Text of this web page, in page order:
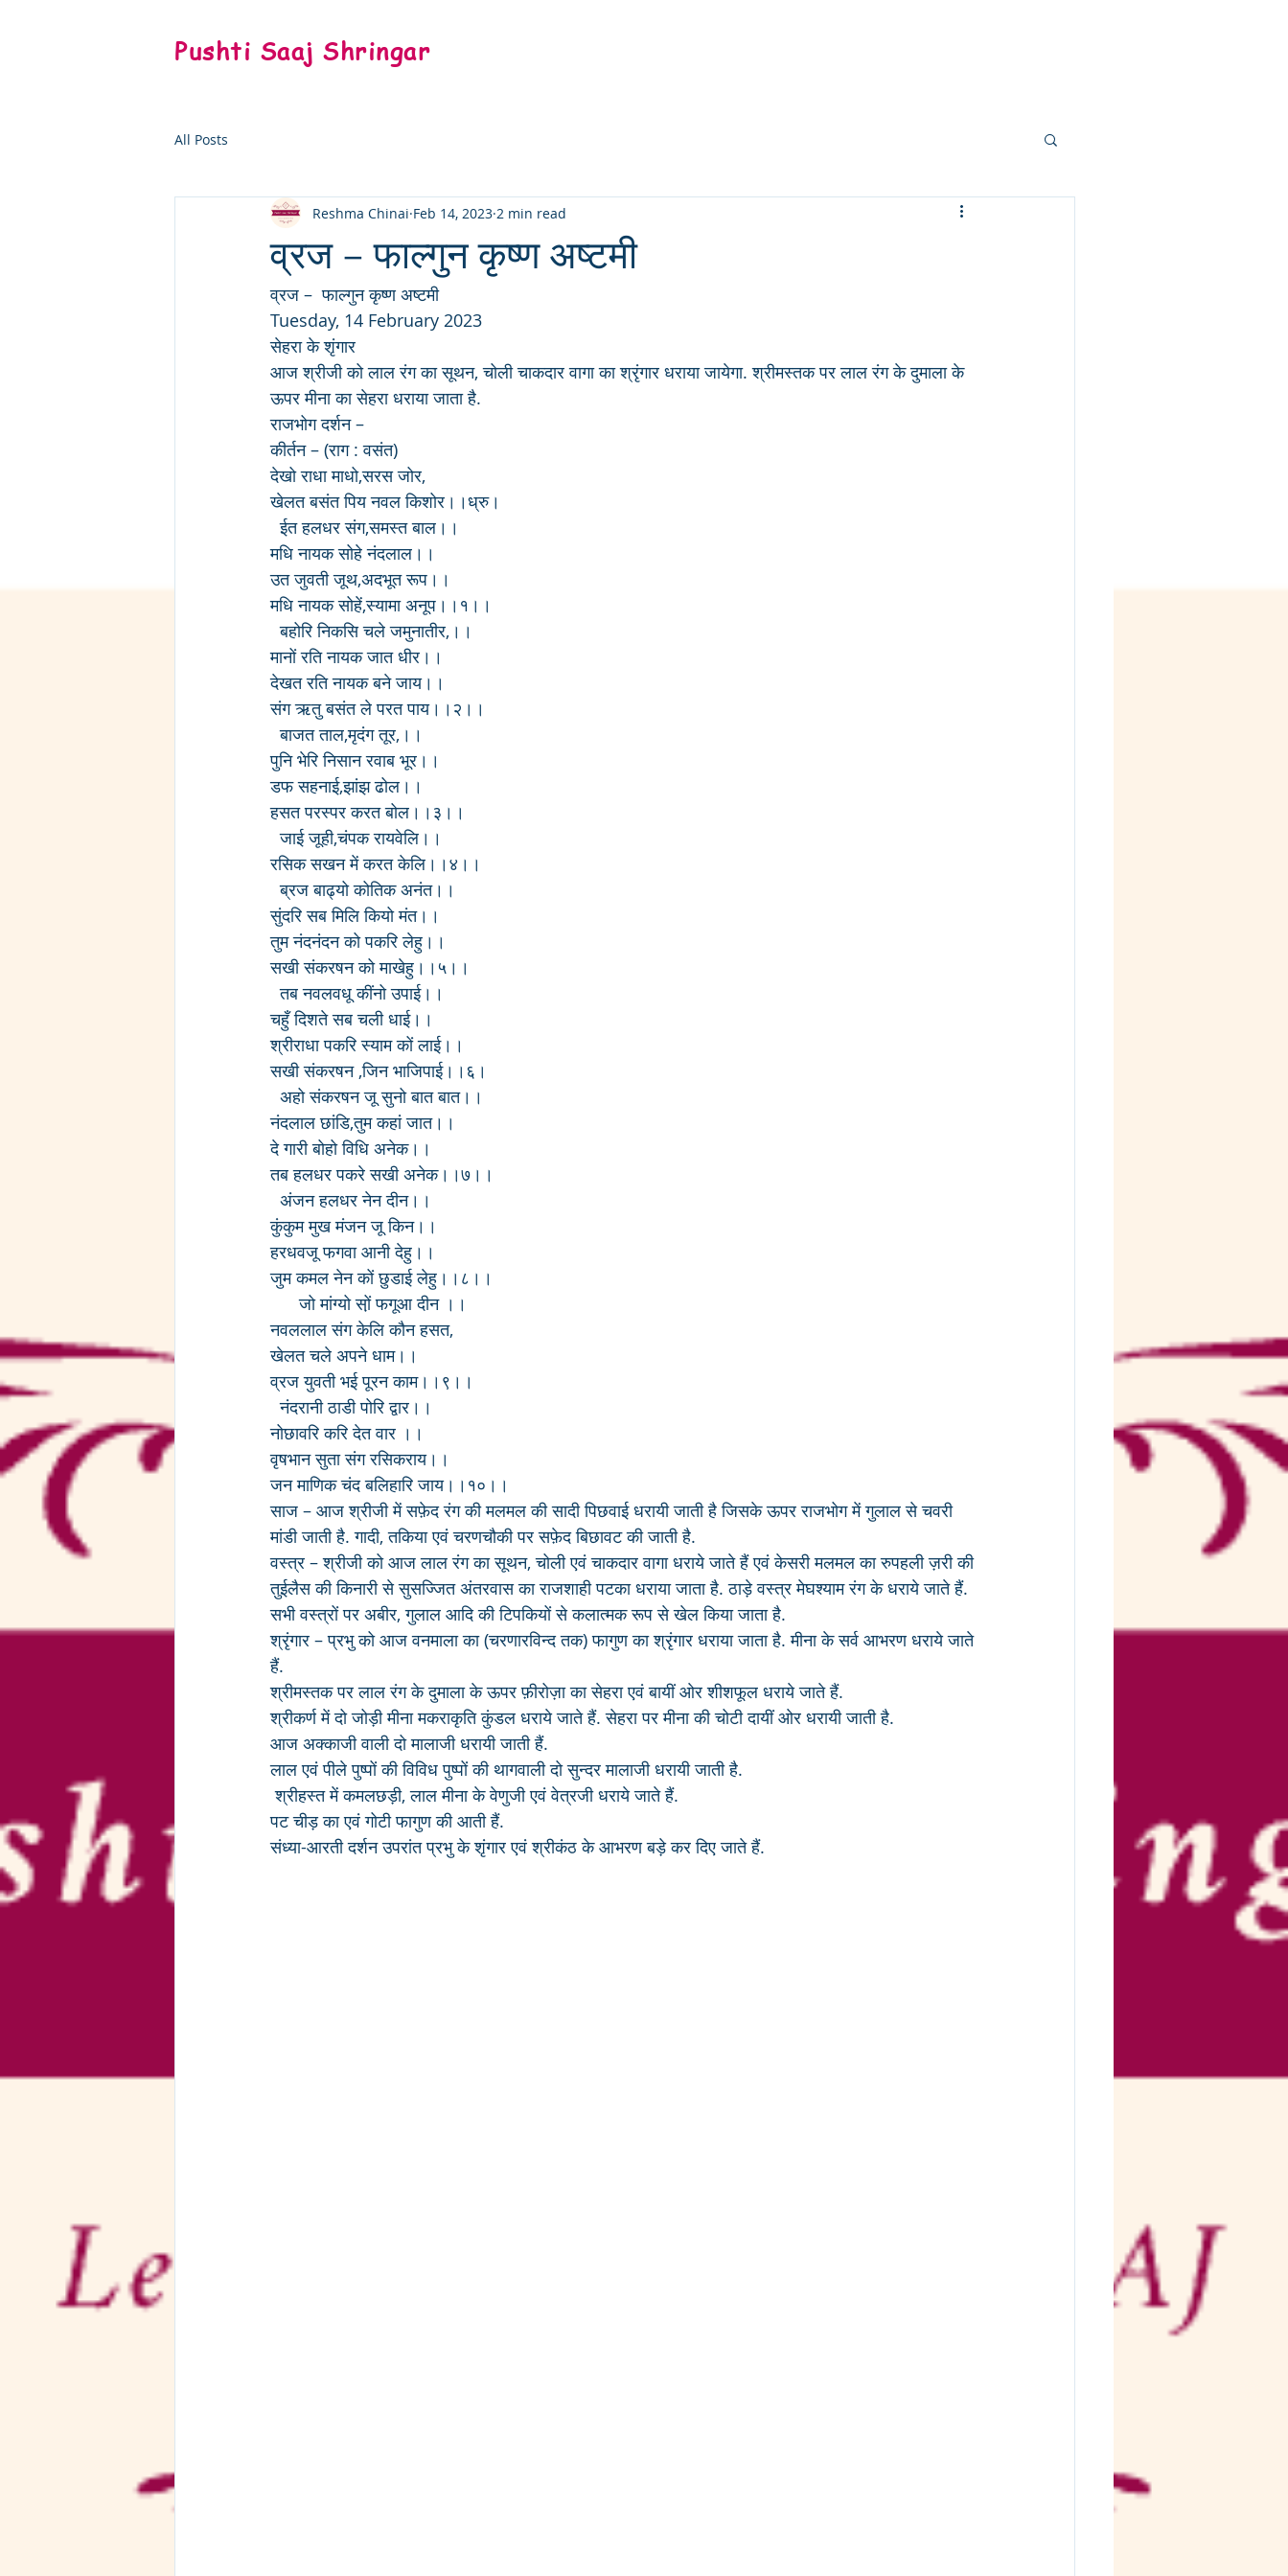
Pushti Saaj Shringar
All Posts
व्रज – फाल्गुन कृष्ण अष्टमी
Reshma Chinai Feb 14, 2023 2 min read
व्रज –  फाल्गुन कृष्ण अष्टमी
Tuesday, 14 February 2023
सेहरा के शृंगार
आज श्रीजी को लाल रंग का सूथन, चोली चाकदार वागा का श्रृंगार धराया जायेगा. श्रीमस्तक पर लाल रंग के दुमाला के
ऊपर मीना का सेहरा धराया जाता है.
राजभोग दर्शन –
कीर्तन – (राग : वसंत)
देखो राधा माधो,सरस जोर,
खेलत बसंत पिय नवल किशोर।।ध्रु।
  ईत हलधर संग,समस्त बाल।।
मधि नायक सोहे नंदलाल।।
उत जुवती जूथ,अदभूत रूप।।
मधि नायक सोहें,स्यामा अनूप।।१।।
  बहोरि निकसि चले जमुनातीर,।।
मानों रति नायक जात धीर।।
देखत रति नायक बने जाय।।
संग ऋतु बसंत ले परत पाय।।२।।
  बाजत ताल,मृदंग तूर,।।
पुनि भेरि निसान रवाब भूर।।
डफ सहनाई,झांझ ढोल।।
हसत परस्पर करत बोल।।३।।
  जाई जूही,चंपक रायवेलि।।
रसिक सखन में करत केलि।।४।।
  ब्रज बाढ्यो कोतिक अनंत।।
सुंदरि सब मिलि कियो मंत।।
तुम नंदनंदन को पकरि लेहु।।
सखी संकरषन को माखेहु।।५।।
  तब नवलवधू कींनो उपाई।।
चहुँ दिशते सब चली धाई।।
श्रीराधा पकरि स्याम कों लाई।।
सखी संकरषन ,जिन भाजिपाई।।६।
  अहो संकरषन जू सुनो बात बात।।
नंदलाल छांडि,तुम कहां जात।।
दे गारी बोहो विधि अनेक।।
तब हलधर पकरे सखी अनेक।।७।।
  अंजन हलधर नेन दीन।।
कुंकुम मुख मंजन जू किन।।
हरधवजू फगवा आनी देहु।।
जुम कमल नेन कों छुडाई लेहु।।८।।
      जो मांग्यो सो़ं फगूआ दीन ।।
नवललाल संग केलि कौन हसत,
खेलत चले अपने धाम।।
व्रज युवती भई पूरन काम।।९।।
  नंदरानी ठाडी पोरि द्वार।।
नोछावरि करि देत वार ।।
वृषभान सुता संग रसिकराय।।
जन माणिक चंद बलिहारि जाय।।१०।।
साज – आज श्रीजी में सफ़ेद रंग की मलमल की सादी पिछवाई धरायी जाती है जिसके ऊपर राजभोग में गुलाल से चवरी
मांडी जाती है. गादी, तकिया एवं चरणचौकी पर सफ़ेद बिछावट की जाती है.
वस्त्र – श्रीजी को आज लाल रंग का सूथन, चोली एवं चाकदार वागा धराये जाते हैं एवं केसरी मलमल का रुपहली ज़री की
तुईलैस की किनारी से सुसज्जित अंतरवास का राजशाही पटका धराया जाता है. ठाड़े वस्त्र मेघश्याम रंग के धराये जाते हैं.
सभी वस्त्रों पर अबीर, गुलाल आदि की टिपकियों से कलात्मक रूप से खेल किया जाता है.
श्रृंगार – प्रभु को आज वनमाला का (चरणारविन्द तक) फागुण का श्रृंगार धराया जाता है. मीना के सर्व आभरण धराये जाते
हैं.
श्रीमस्तक पर लाल रंग के दुमाला के ऊपर फ़ीरोज़ा का सेहरा एवं बायीं ओर शीशफूल धराये जाते हैं.
श्रीकर्ण में दो जोड़ी मीना मकराकृति कुंडल धराये जाते हैं. सेहरा पर मीना की चोटी दायीं ओर धरायी जाती है.
आज अक्काजी वाली दो मालाजी धरायी जाती हैं.
लाल एवं पीले पुष्पों की विविध पुष्पों की थागवाली दो सुन्दर मालाजी धरायी जाती है.
श्रीहस्त में कमलछड़ी, लाल मीना के वेणुजी एवं वेत्रजी धराये जाते हैं.
पट चीड़ का एवं गोटी फागुण की आती हैं.
संध्या-आरती दर्शन उपरांत प्रभु के शृंगार एवं श्रीकंठ के आभरण बड़े कर दिए जाते हैं.